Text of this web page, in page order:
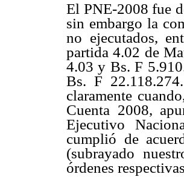
El PNE-2008 fue
sin embargo la
no ejecutados,
partida 4.02 de
4.03 y Bs. F
Bs. F
claramente
Cuenta 2008,
Ejecutivo
cumplió de
(subrayado
órdenes